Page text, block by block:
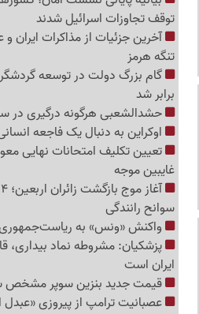
توقف تجاوزات اسرائیل شدند
آخرین جزئیات از مذاکرات ایران
تنگه هرمز
برابر شد
حشدالشعبی هرگونه درگیری در
اوکراین به دنبال یک فاجعه
غایبین موجه
سوانح رانندگی
واکنش «ونس» به
پزشکیان: مشروطه نماد بیداری،
ایران است
قیمت جدید بنزین سوپر مشخص
عصبانیت ترامپ از پیروزی «عبدل